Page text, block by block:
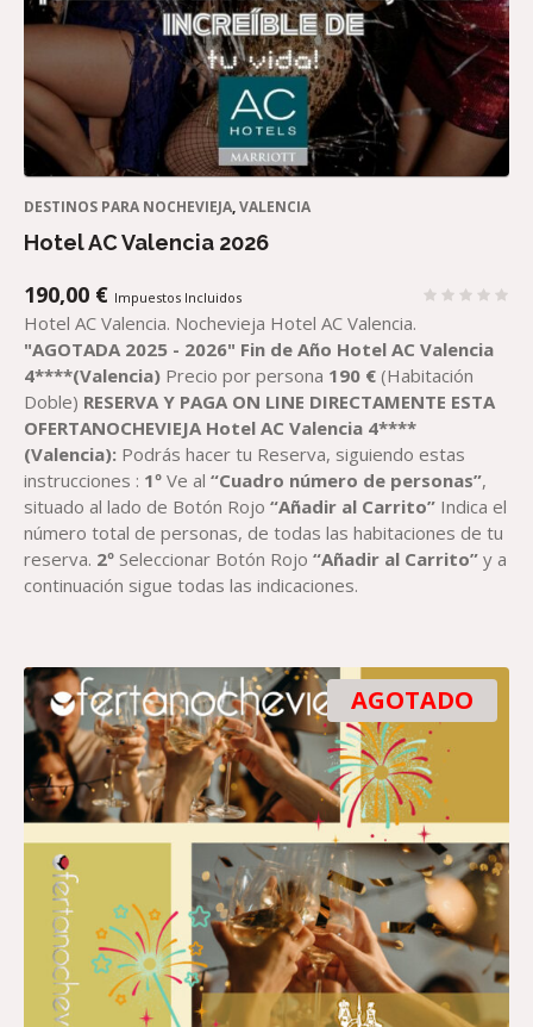
DESTINOS PARA NOCHEVIEJA,VALENCIA
Hotel AC Valencia 2026
190,00 € Impuestos Incluidos
Hotel AC Valencia. Nochevieja Hotel AC Valencia.
"AGOTADA 2025 - 2026" Fin de Año Hotel AC Valencia
4****(Valencia) Precio por persona 190 € (Habitación
Doble) RESERVA Y PAGA ON LINE DIRECTAMENTE ESTA
OFERTANOCHEVIEJA Hotel AC Valencia 4****
(Valencia): Podrás hacer tu Reserva, siguiendo estas
instrucciones : 1º Ve al“Cuadro número de personas”,
situado al lado de Botón Rojo“Añadir al Carrito” Indica el
número total de personas, de todas las habitaciones de tu
reserva. 2º Seleccionar Botón Rojo“Añadir al Carrito” y a
continuación sigue todas las indicaciones.
AGOTADO